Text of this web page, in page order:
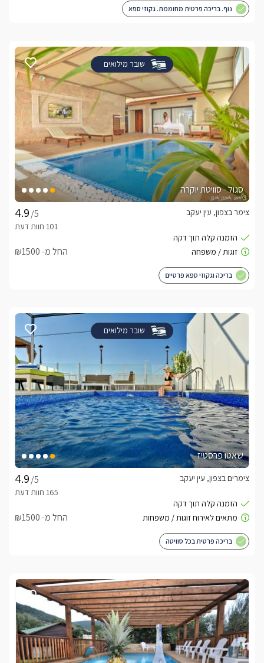
נוף. בריכה פרטית מחוממת. גקוזי ספא
שובר מילואים
סגול - סוויטת יוקרה
/5
צימר בצפון, עין יעקב
החל מ- ₪1500
בריכה וגקוזי ספא פרטיים
שובר מילואים
שאטו פרסטיז
/5
צימרים בצפון, עין יעקב
החל מ- ₪1500
בריכה פרטית בכל סוויטה